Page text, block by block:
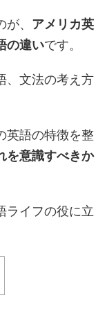
、 アメリカ英
の違いです。
、文法の考え方
英語の特徴を整
を意識すべきか
ライフの役に立